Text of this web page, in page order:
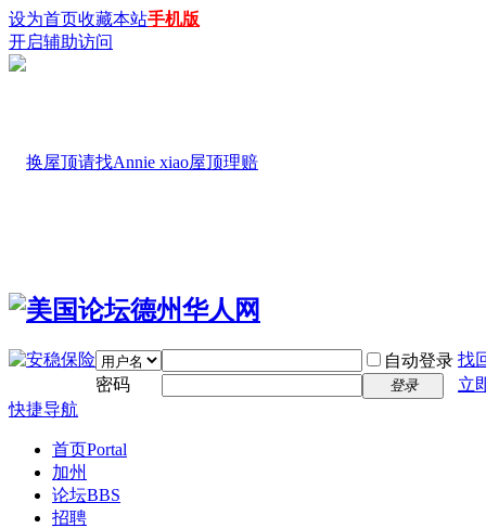
设为首页收藏本站手机版
开启辅助访问
自动登录 找
密码
登录
立
快捷导航
首页Portal
加州
论坛BBS
招聘